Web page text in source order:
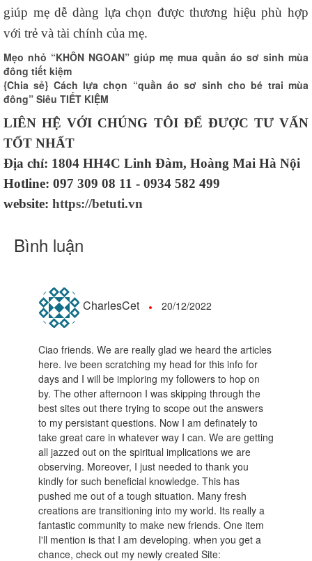
giúp mẹ dễ dàng lựa chọn được thương hiệu phù hợp
với trẻ và tài chính của mẹ.
Mẹo nhỏ “KHÔN NGOAN” giúp mẹ mua quần áo sơ sinh mùa
đông tiết kiệm
{Chia sẻ} Cách lựa chọn “quần áo sơ sinh cho bé trai mùa
đông” Siêu TIẾT KIỆM
LIÊN HỆ VỚI CHÚNG TÔI ĐỂ ĐƯỢC TƯ VẤN
TỐT NHẤT
Địa chỉ: 1804 HH4C Linh Đàm, Hoàng Mai Hà Nội
Hotline: 097 309 08 11 - 0934 582 499
website: https://betuti.vn
Bình luận
CharlesCet 20/12/2022
Ciao friends. We are really glad we heard the articles
here. Ive been scratching my head for this info for
days and I will be imploring my followers to hop on
by. The other afternoon I was skipping through the
best sites out there trying to scope out the answers
to my persistant questions. Now I am definately to
take great care in whatever way I can. We are getting
all jazzed out on the spiritual implications we are
observing. Moreover, I just needed to thank you
kindly for such beneficial knowledge. This has
pushed me out of a tough situation. Many fresh
creations are transitioning into my world. Its really a
fantastic community to make new friends. One item
I'll mention is that I am developing. when you get a
chance, check out my newly created Site: